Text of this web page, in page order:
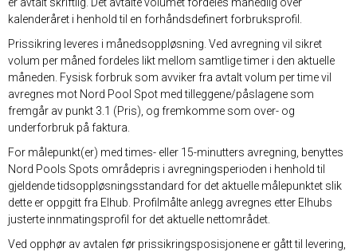
er avtalt skriftlig. Det avtalte volumet fordeles månedlig over
kalenderåret i henhold til en forhåndsdefinert forbruksprofil.
Prissikring leveres i månedsoppløsning. Ved avregning vil sikret
volum per måned fordeles likt mellom samtlige timer i den aktuelle
måneden. Fysisk forbruk som avviker fra avtalt volum per time vil
avregnes mot Nord Pool Spot med tilleggene/påslagene som
fremgår av punkt 3.1 (Pris), og fremkomme som over- og
underforbruk på faktura.
For målepunkt(er) med times- eller 15-minutters avregning, benyttes
Nord Pools Spots områdepris i avregningsperioden i henhold til
gjeldende tidsoppløsningsstandard for det aktuelle målepunktet slik
dette er oppgitt fra Elhub. Profilmålte anlegg avregnes etter Elhubs
justerte innmatingsprofil for det aktuelle nettområdet.
Ved opphør av avtalen før prissikringsposisjonene er gått til levering,